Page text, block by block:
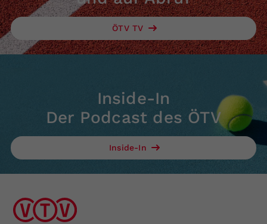
ÖTV TV
Inside-In
Der Podcast des ÖTV
Inside-In